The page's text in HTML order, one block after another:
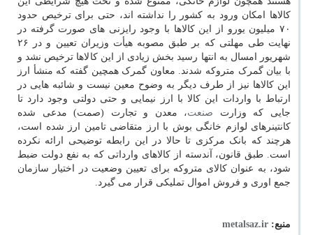
کالاها امکان ورود به کشور را نداشته اند، حتی برای ترخیص حدود
۷۰ میلیون یورو از این کالاها با وجود رایزنی های صورت گرفته در
نهایت طی مهلتی که بر طبق مصوبه هیأت وزیران تعیین و در ۲۶
شهریور امسال به انتها رسید بخش زیادی از این کالاها ترخیص نشد و
با بیان گمرک متروکه شدند. معاون گمرک همچین گفته که منشأ ارز
این کالاها نیز از طرف دیگر به وضوح معین نیست و شائبه هایی در
ارتباط با واردات این کالا با ارز نیمایی و حتی دولتی وجود دارد تا
جایی که وزارت صنعت، معدن و تجارت (صمت) مدعی شده
کانتینرهای لوازم خانگی بوش با ارز متقاضی تامین ارز شده است،
هرچند که بانک مرکزی تا حالا در این رابطه توضیحی ارائه نکرده
است. طبق قانون، آندسته از کالاهای وارداتی که به نفع دولت ضبط
شود، به عنوان کالای متروکه برای تعیین وضعیت در اختیار سازمان
جمع اوری و فروش اموال تملیکی قرار می گیرد.
منبع: metalsaz.ir